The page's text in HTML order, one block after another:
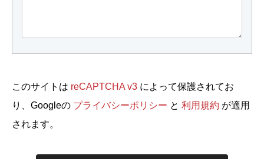
このサイトは reCAPTCHA v3 によって保護されてお
り、Googleの プライバシーポリシー と 利用規約 が適用
されます。